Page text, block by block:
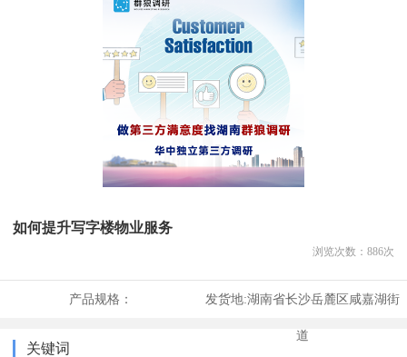
如何提升写字楼物业服务
浏览次数： 886次
产品规格： 发货地:湖南省长沙岳麓区咸嘉湖街
道
关键词